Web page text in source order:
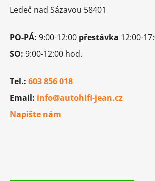
Ledeč nad Sázavou 58401
PO-PÁ: 9:00-12:00 přestávka 12:00-
SO: 9:00-12:00 hod.
Tel.: 603 856 018
Email: info@autohifi-jean.cz
Napište nám